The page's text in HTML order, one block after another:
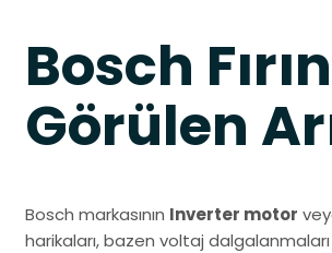
Bosch
Görülen
Bosch markasının Inverter motor
harikaları, bazen voltaj